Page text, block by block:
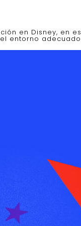
en Disney, en
entorno